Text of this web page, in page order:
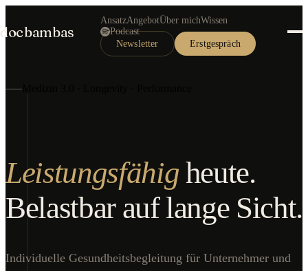
docbambas
AnsatzAngebotÜber michWissen
Podcast
Newsletter
Erstgespräch
Leistungsfähig heute.
Belastbar auf lange Sicht.
Individuelle Gesundheitsbegleitung für Unternehmer und